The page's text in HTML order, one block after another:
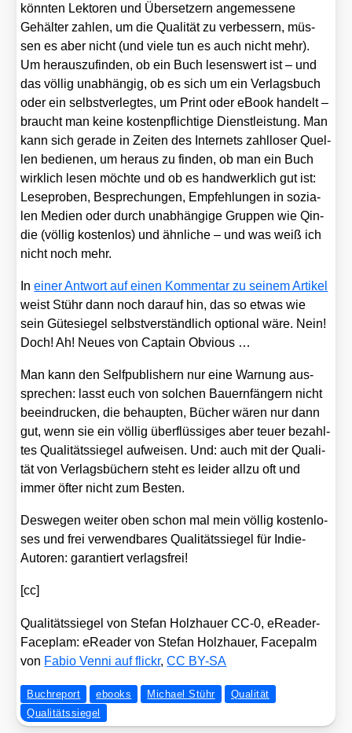
könn­ten Lek­to­ren und Über­set­zern ange­mes­se­ne
Gehäl­ter zah­len, um die Qua­li­tät zu ver­bes­sern, müs­
sen es aber nicht (und vie­le tun es auch nicht mehr).
Um her­aus­zu­fin­den, ob ein Buch lesens­wert ist – und
das völ­lig unab­hän­gig, ob es sich um ein Ver­lags­buch
oder ein selbst­ver­leg­tes, um Print oder eBook han­delt –
braucht man kei­ne kos­ten­pflich­ti­ge Dienst­leis­tung. Man
kann sich gera­de in Zei­ten des Inter­nets zahl­lo­ser Quel­
len bedie­nen, um her­aus zu fin­den, ob man ein Buch
wirk­lich lesen möch­te und ob es hand­werk­lich gut ist:
Lese­pro­ben, Bespre­chun­gen, Emp­feh­lun­gen in sozia­
len Medi­en oder durch unab­hän­gi­ge Grup­pen wie Qin­
die (völ­lig kos­ten­los) und ähn­li­che – und was weiß ich
nicht noch mehr.
Ineiner Ant­wort auf einen Kom­men­tar zu sei­nem Arti­kel
weist Stühr dann noch dar­auf hin, das so etwas wie
sein Güte­sie­gel selbst­ver­ständ­lich optio­nal wäre. Nein!
Doch! Ah! Neu­es von Cap­tain Obvious …
Man kann den Self­pu­blishern nur eine War­nung aus­
spre­chen: lasst euch von sol­chen Bau­ern­fän­gern nicht
beein­dru­cken, die behaup­ten, Bücher wären nur dann
gut, wenn sie ein völ­lig über­flüs­si­ges aber teu­er bezahl­
tes Qua­li­täts­sie­gel auf­wei­sen. Und: auch mit der Qua­li­
tät von Ver­lags­bü­chern steht es lei­der all­zu oft und
immer öfter nicht zum Bes­ten.
Des­we­gen wei­ter oben schon mal mein völ­lig kos­ten­lo­
ses und frei ver­wend­ba­res Qua­li­täts­sie­gel für Indie-
Autoren: garan­tiert ver­lags­frei!
[cc]
Qua­li­täts­sie­gel von Ste­fan Holz­hau­er CC‑0, eRea­der-
Face­plam: eRea­der von Ste­fan Holz­hau­er, Face­palm
von Fabio Ven­ni auf flickr,CC BY-SA
Buchreport ebooks Michael Stühr
Qualität
Qualitätssiegel